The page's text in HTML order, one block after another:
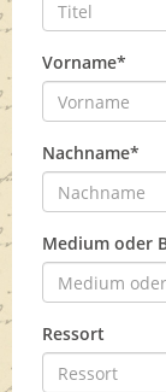
Vorname*
Nachname*
Medium oder
Ressort